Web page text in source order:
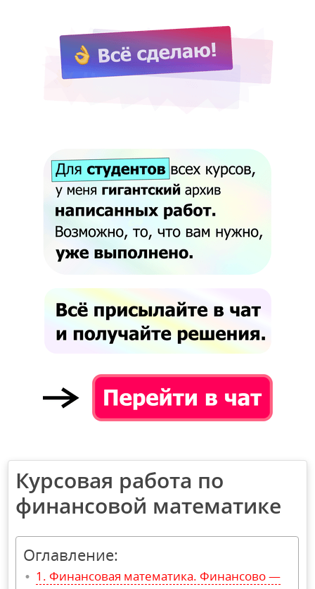
Курсовая работа по
финансовой математике
Оглавление:
Финансовая математика. Финансово —